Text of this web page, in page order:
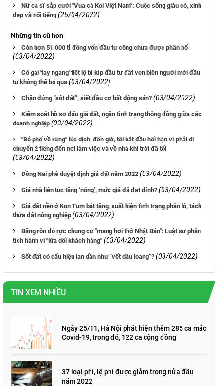
Nữ ca sĩ sắp cưới "Vua cá Koi Việt Nam": Cuộc sống giàu có, xinh
đẹp và nổi tiếng (25/04/2022)
Những tin cũ hơn
Còn hơn 51.000 tỉ đồng vốn đầu tư công chưa được phân bổ
(03/04/2022)
Cô gái 'tay ngang' tiết lộ bí kíp đầu tư đất ven biển người mới đầu
tư không thể bỏ qua (03/04/2022)
Chặn đứng “sốt đất”, siết đầu cơ bất động sản? (03/04/2022)
Kiểm soát hồ sơ đấu giá đất, ngăn tình trạng thông đồng giữa các
doanh nghiệp (03/04/2022)
"Bỏ phố về rừng" lúc dịch, đến giờ, tôi bắt đầu hối hận vì phải di
chuyển 2 tiếng đến nơi làm việc và về nhà khi trời đã tối
(03/04/2022)
Đồng Nai phê duyệt định giá đất năm 2022 (03/04/2022)
Giá nhà liên tục tăng ‘nóng’, mức giá đã đạt đỉnh? (03/04/2022)
Giá đất nền ở Kon Tum bật tăng, xuất hiện tình trạng phân lô, tách
thửa đất nông nghiệp (03/04/2022)
Băng rôn đỏ rực chung cư "mang hơi thở Nhật Bản": Luật sư phân
tích hành vi "lừa dối khách hàng" (03/04/2022)
Sốt đất có dấu hiệu lan dần như “vết dầu loang”? (03/04/2022)
TIN XEM NHIỀU
Ngày 25/11, Hà Nội phát hiện thêm 285 ca mắc
Covid-19, trong đó, 122 ca cộng đồng
37 loại phí, lệ phí được giảm trong nửa đầu
năm 2022